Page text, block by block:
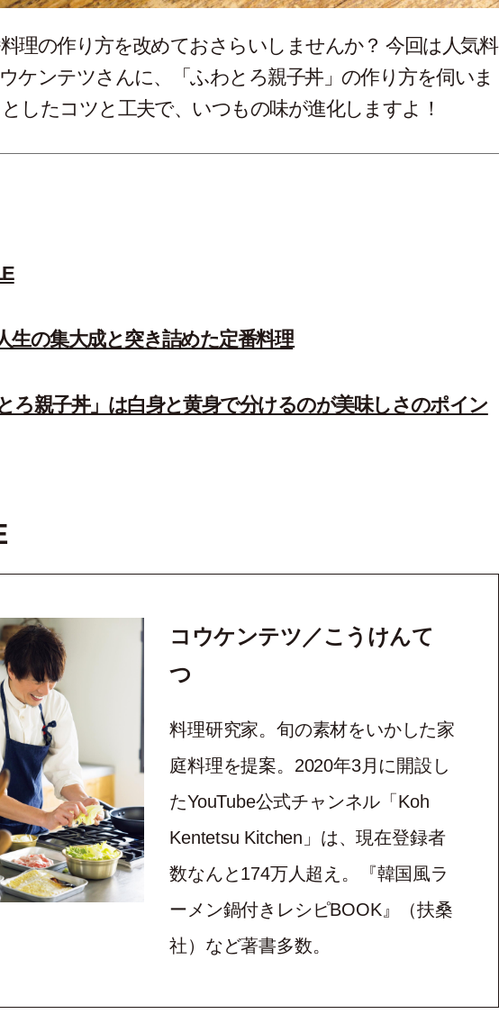
理の作り方を改めておさらいしませんか？ 今回は人気料
ケンテツさんに、「ふわとろ親子丼」の作り方を伺いま
したコツと工夫で、いつもの味が進化しますよ！
生の集大成と突き詰めた定番料理
とろ親子丼」は白身と黄身で分けるのが美味しさのポイン
コウケンテツ／こうけんて
つ
料理研究家。旬の素材をいかした家
庭料理を提案。2020年3月に開設し
たYouTube公式チャンネル「Koh
Kentetsu Kitchen」は、現在登録者
数なんと174万人超え。『韓国風ラ
ーメン鍋付きレシピBOOK』（扶桑
社）など著書多数。